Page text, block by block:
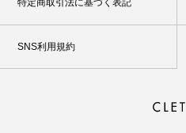
特定商取引法に基づく表記
SNS利用規約